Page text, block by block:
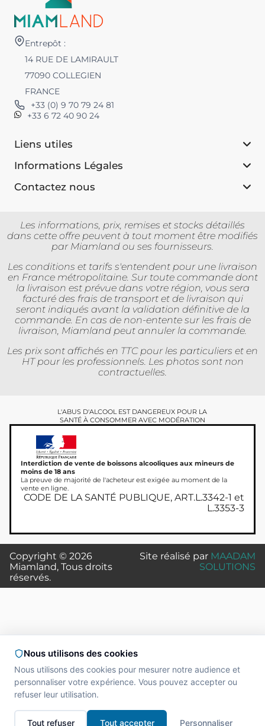
Entrepôt :
14 RUE DE LAMIRAULT
77090 COLLEGIEN
FRANCE
+33 (0) 9 70 79 24 81
+33 6 72 40 90 24
Liens utiles
Informations Légales
Contactez nous
Les informations, prix, remises et stocks détaillés
dans cette offre peuvent à tout moment être modifiés
par Miamland ou ses fournisseurs.
Les conditions et tarifs s'entendent pour une livraison
en France métropolitaine. Sur toute commande dont
la livraison est prévue dans votre région, vous sera
facturé des frais de transport et de livraison qui
seront indiqués avant la validation définitive de la
commande. En cas de non-entente sur les frais de
livraison, Miamland peut annuler la commande.
Les prix sont affichés en TTC pour les particuliers et en
HT pour les professionnels. Les photos sont non
contractuelles.
L'ABUS D'ALCOOL EST DANGEREUX POUR LA
SANTÉ À CONSOMMER AVEC MODÉRATION
Interdiction de vente de boissons alcooliques aux mineurs de
moins de 18 ans
La preuve de majorité de l'acheteur est exigée au moment de la
vente en ligne.
CODE DE LA SANTÉ PUBLIQUE, ART.L.3342-1 et
L.3353-3
Copyright © 2026
Miamland, Tous droits
réservés.
Site réalisé par MAADAM
SOLUTIONS
Nous utilisons des cookies
Nous utilisons des cookies pour mesurer notre audience et
personnaliser votre expérience. Vous pouvez accepter ou
refuser leur utilisation.
Tout refuser Tout accepter Personnaliser